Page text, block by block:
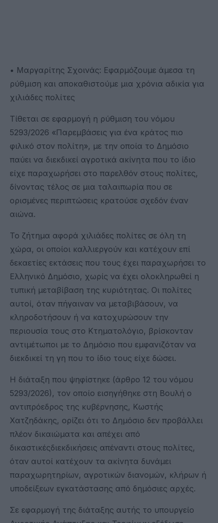
• Μαργαρίτης Σχοινάς: Εφαρμόζουμε άμεσα τη
ρύθμιση και αποκαθιστούμε μια χρόνια αδικία για
χιλιάδες πολίτες
Τίθεται σε εφαρμογή η ρύθμιση του νόμου
5293/2026 «Παρεμβάσεις για ένα κράτος πιο
φιλικό στον πολίτη», με την οποία το Δημόσιο
παύει να διεκδικεί αγροτικά ακίνητα που το ίδιο
είχε παραχωρήσει στο παρελθόν στους πολίτες,
δίνοντας τέλος σε μια ταλαιπωρία που σε
ορισμένες περιπτώσεις κρατούσε σχεδόν έναν
αιώνα.
Το ζήτημα αφορά χιλιάδες πολίτες σε όλη τη
χώρα, οι οποίοι καλλιεργούν και κατέχουν επί
δεκαετίες εκτάσεις που τους έχει παραχωρήσει το
Ελληνικό Δημόσιο, χωρίς να έχει ολοκληρωθεί η
τυπική μεταβίβαση της κυριότητας. Οι πολίτες
αυτοί, όταν πήγαιναν να μεταβιβάσουν, να
κληροδοτήσουν ή να κατοχυρώσουν την
περιουσία τους στο Κτηματολόγιο, βρίσκονταν
αντιμέτωποι με το Δημόσιο που εμφανιζόταν να
διεκδικεί τη γη που το ίδιο τους είχε δώσει.
Η διάταξη που ψηφίστηκε (άρθρο 12 του νόμου
5293/2026), τον οποίο εισηγήθηκε στη Βουλή ο
αντιπρόεδρος της κυβέρνησης, Κωστής
Χατζηδάκης, ορίζει ότι το Δημόσιο δεν προβάλλει
πλέον δικαιώματα και απέχει από
δικαστικέςδιεκδικήσεις απέναντι στους πολίτες,
όταν αυτοί κατέχουν τα ακίνητα δυνάμει
παραχωρητηρίων, αγροτικών διανομών, κλήρων ή
υποδείξεων εγκατάστασης από δημόσιες αρχές.
Σε εφαρμογή της διάταξης αυτής το υπουργείο